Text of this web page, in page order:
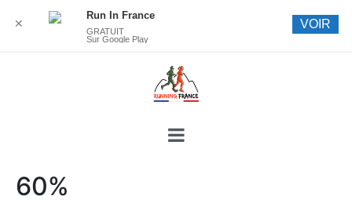
60%
✕
Run In France
GRATUIT
Sur Google Play
VOIR